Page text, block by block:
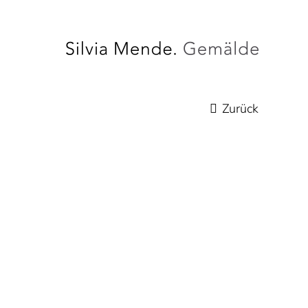
Zurück